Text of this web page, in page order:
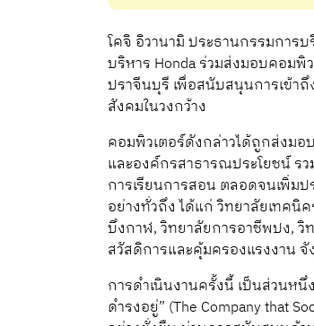
โคจิ อิวานามิ ประธานกรรมการ
บริหาร Honda ร่วมส่งมอบคอมพิ
ปราจีนบุรี เพื่อสนับสนุนการเข้า
สังคมในวงกว้าง
คอมพิวเตอร์ดังกล่าวได้ถูกส่งม
และองค์กรสาธารณประโยชน์ ร
การเรียนการสอน ตลอดจนเพิ่ม
อย่างทั่วถึง ได้แก่ วิทยาลัยเทคนิ
บึงกาฬ, วิทยาลัยการอาชีพปง,
สวัสดิการและคุ้มครองแรงงาน
การดำเนินงานครั้งนี้ เป็นส่วนห
ดำรงอยู่” (The Company that